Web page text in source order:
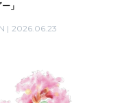
」
2026.06.23